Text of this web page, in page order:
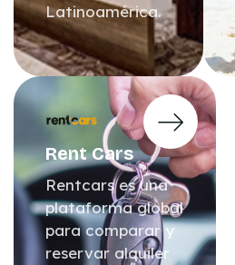
Latinoamérica.
Rent Cars
Rentcars es una
plataforma global
para comparar y
reservar alquiler